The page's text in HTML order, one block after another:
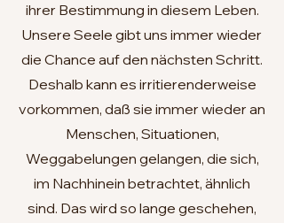
ihrer Bestimmung in diesem Leben.
Unsere Seele gibt uns immer wieder
die Chance auf den nächsten Schritt.
Deshalb kann es irritierenderweise
vorkommen, daß sie immer wieder an
Menschen, Situationen,
Weggabelungen gelangen, die sich,
im Nachhinein betrachtet, ähnlich
sind. Das wird so lange geschehen,